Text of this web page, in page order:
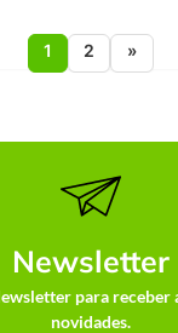
1 2 »
Newsletter
para receber
novidades.